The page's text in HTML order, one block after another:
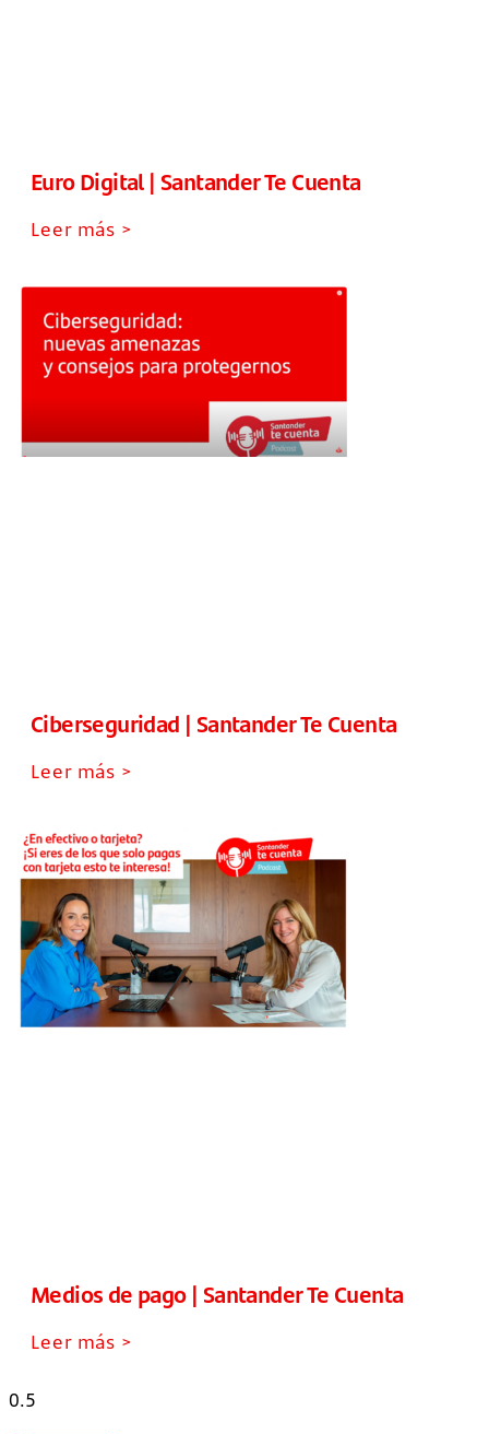
Euro Digital | Santander Te Cuenta
Leer más >
Ciberseguridad | Santander Te Cuenta
Leer más >
Medios de pago | Santander Te Cuenta
Leer más >